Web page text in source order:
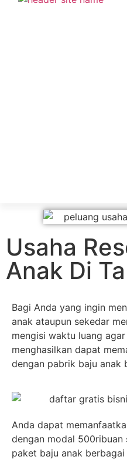
Usaha
Anak Di
Bagi Anda yang ingin
anak ataupun sekedar
mengisi waktu luang
menghasilkan dapat
dengan pabrik baju anak
Anda dapat
dengan modal 500ribuan
paket baju anak